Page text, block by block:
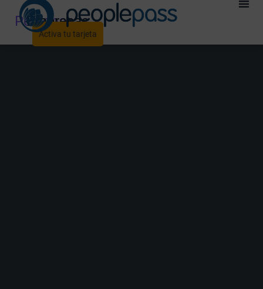
Personas
Empresas
Activa tu tarjeta